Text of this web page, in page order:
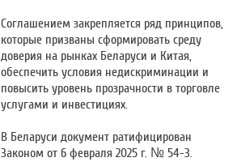
Соглашением закрепляется ряд принципов,
которые призваны сформировать среду
доверия на рынках Беларуси и Китая,
обеспечить условия недискриминации и
повысить уровень прозрачности в торговле
услугами и инвестициях.
В Беларуси документ ратифицирован
Законом от 6 февраля 2025 г. № 54-З.